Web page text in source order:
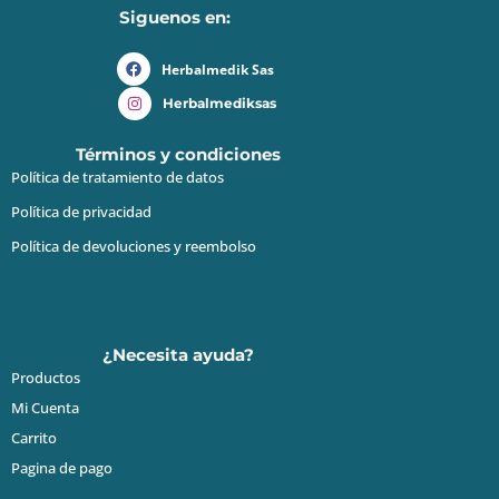
Siguenos en:
Herbalmedik Sas
Herbalmediksas
Términos y condiciones
Política de tratamiento de datos
Política de privacidad
Política de devoluciones y reembolso
¿Necesita ayuda?
Productos
Mi Cuenta
Carrito
Pagina de pago